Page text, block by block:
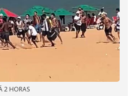
2 HORAS